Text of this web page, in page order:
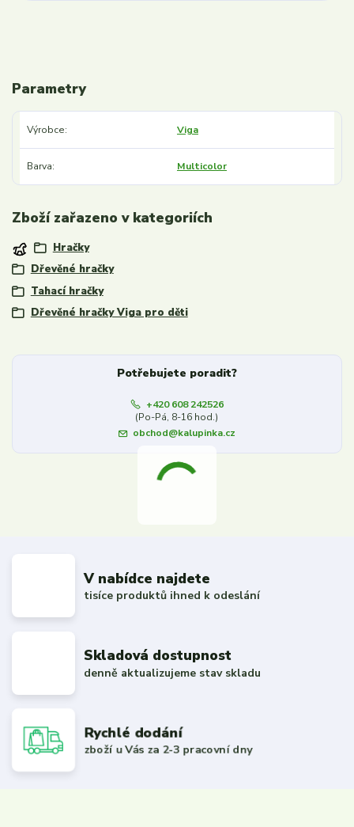
Parametry
Výrobce Viga
Barva Multicolor
Zboží zařazeno v kategoriích
Hračky
Dřevěné hračky
Tahací hračky
Dřevěné hračky Viga pro děti
Potřebujete poradit?
+420 608 242526
(Po-Pá, 8-16 hod.)
obchod@kalupinka.cz
V nabídce najdete
tisíce produktů ihned k odeslání
Skladová dostupnost
denně aktualizujeme stav skladu
Rychlé dodání
zboží u Vás za 2-3 pracovní dny